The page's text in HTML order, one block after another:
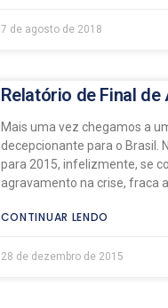
7 de agosto de 2018
Relatório de Final de
Mais uma vez chegamos a
decepcionante para o Brasil.
para 2015, infelizmente, se
agravamento na crise, fraca
CONTINUAR LENDO
28 de dezembro de 2015